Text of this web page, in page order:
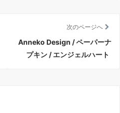
次のページへ
Anneko Design / ペーパーナ
プキン / エンジェルハート